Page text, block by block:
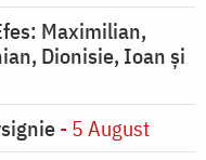
Maximilian,
Dionisie, Ioan şi
- 5 August